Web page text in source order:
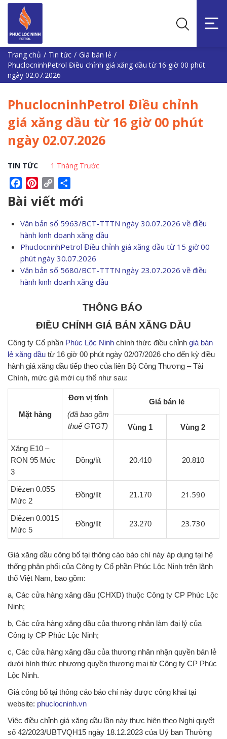
Trang chủ / Tin tức / Giá bán lẻ /
PhuclocninhPetrol Điều chỉnh giá xăng dầu từ 16 giờ 00 phút
ngày 02.07.2026
PhuclocninhPetrol Điều chỉnh
giá xăng dầu từ 16 giờ 00 phút
ngày 02.07.2026
TIN TỨC 1 Tháng Trước
FacebookPinterest
Copy
Bài viết mới
Văn bản số 5963/BCT-TTTN ngày 30.07.2026 về điều
hành kinh doanh xăng dầu
PhuclocninhPetrol Điều chỉnh giá xăng dầu từ 15 giờ 00
phút ngày 30.07.2026
Văn bản số 5680/BCT-TTTN ngày 23.07.2026 về điều
hành kinh doanh xăng dầu
THÔNG BÁO
ĐIỀU CHỈNH GIÁ BÁN XĂNG DẦU
Công ty Cổ phần Phúc Lộc Ninh chính thức điều chỉnh giá bán
lẻ xăng dầu từ 16 giờ 00 phút ngày 02/07/2026 cho đến kỳ điều
hành giá xăng dầu tiếp theo của liên Bộ Công Thương – Tài
Chính, mức giá mới cụ thể như sau:
Mặt hàng
Đơn vị tính
(đã bao gồm
thuế GTGT)
Giá bán lẻ
Vùng 1 Vùng 2
Xăng E10 –
RON 95 Mức
3
Đồng/lít 20.410 20.810
Điêzen 0.05S
Mức 2
Đồng/lít 21.170 21.590
Điêzen 0.001S
Mức 5
Đồng/lít 23.270 23.730
Giá xăng dầu công bố tại thông cáo báo chí này áp dụng tại hệ
thống phân phối của Công ty Cổ phần Phúc Lộc Ninh trên lãnh
thổ Việt Nam, bao gồm:
a, Các cửa hàng xăng dầu (CHXD) thuộc Công ty CP Phúc Lộc
Ninh;
b, Các cửa hàng xăng dầu của thương nhân làm đại lý của
Công ty CP Phúc Lộc Ninh;
c, Các cửa hàng xăng dầu của thương nhân nhận quyền bán lẻ
dưới hình thức nhượng quyền thương mại từ Công ty CP Phúc
Lộc Ninh.
Giá công bố tại thông cáo báo chí này được công khai tại
website: phuclocninh.vn
Việc điều chỉnh giá xăng dầu lần này thực hiện theo Nghị quyết
số 42/2023/UBTVQH15 ngày 18.12.2023 của Uỷ ban Thường